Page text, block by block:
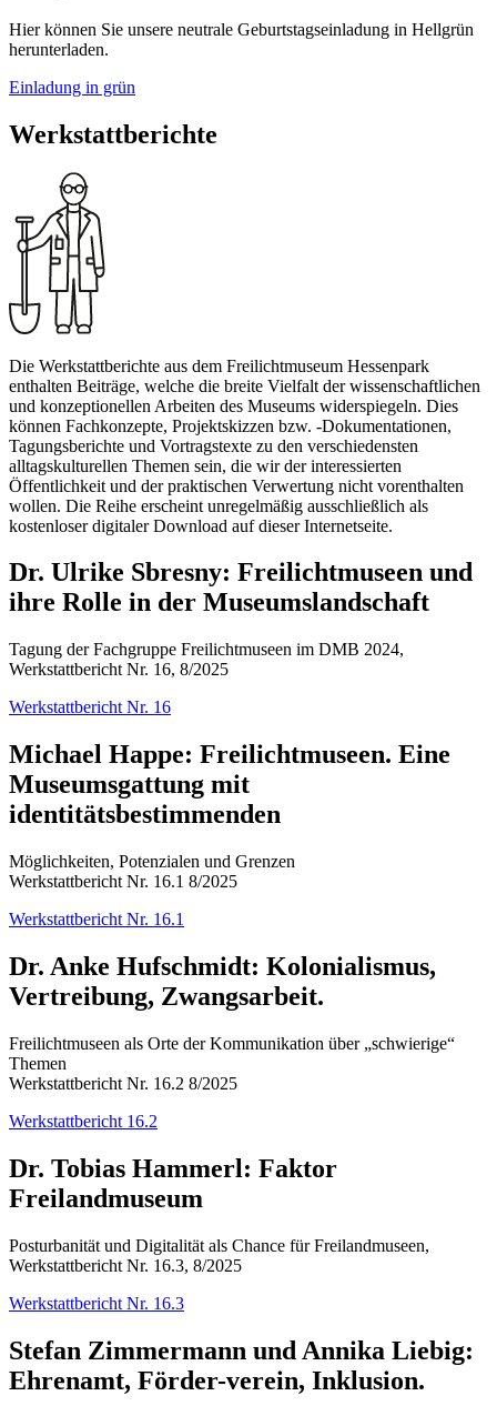
Hier können Sie unsere neutrale Geburtstagseinladung in Hellgrün
herunterladen.
Einladung in grün
Werkstattberichte
Die Werkstattberichte aus dem Freilichtmuseum Hessenpark
enthalten Beiträge, welche die breite Vielfalt der wissenschaftlichen
und konzeptionellen Arbeiten des Museums widerspiegeln. Dies
können Fachkonzepte, Projektskizzen bzw. -Dokumentationen,
Tagungsberichte und Vortragstexte zu den verschiedensten
alltagskulturellen Themen sein, die wir der interessierten
Öffentlichkeit und der praktischen Verwertung nicht vorenthalten
wollen. Die Reihe erscheint unregelmäßig ausschließlich als
kostenloser digitaler Download auf dieser Internetseite.
Dr. Ulrike Sbresny: Freilichtmuseen und
ihre Rolle in der Museumslandschaft
Tagung der Fachgruppe Freilichtmuseen im DMB 2024,
Werkstattbericht Nr. 16, 8/2025
Werkstattbericht Nr. 16
Michael Happe: Freilichtmuseen. Eine
Museumsgattung mit
identitätsbestimmenden
Möglichkeiten, Potenzialen und Grenzen
Werkstattbericht Nr. 16.1 8/2025
Werkstattbericht Nr. 16.1
Dr. Anke Hufschmidt: Kolonialismus,
Vertreibung, Zwangsarbeit.
Freilichtmuseen als Orte der Kommunikation über „schwierige“
Themen
Werkstattbericht Nr. 16.2 8/2025
Werkstattbericht 16.2
Dr. Tobias Hammerl: Faktor
Freilandmuseum
Posturbanität und Digitalität als Chance für Freilandmuseen,
Werkstattbericht Nr. 16.3, 8/2025
Werkstattbericht Nr. 16.3
Stefan Zimmermann und Annika Liebig:
Ehrenamt, Förder-verein, Inklusion.